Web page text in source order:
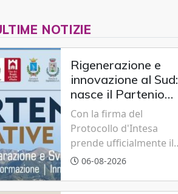
NOTIZIE
Rigenerazione e
innovazione al Sud:
nasce il Partenio
Creative Hub per il
rilancio del
territorio
Con la firma del
Protocollo d'Intesa
prende ufficialmente il
via il recupero dell'ex
06-08-2026